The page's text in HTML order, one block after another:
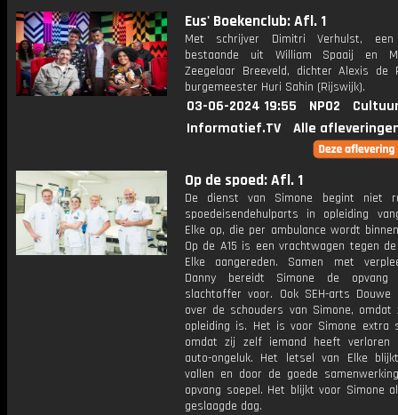
Eus' Boekenclub: Afl. 1
Met schrijver Dimitri Verhulst, een
bestaande uit William Spaaij en
Zeegelaar Breeveld, dichter Alexis de
burgemeester Huri Sahin (Rijswijk).
03-06-2024 19:55 NPO2
Informatief.TV
Alle
Op de spoed: Afl. 1
De dienst van Simone begint niet
spoedeisendehulparts in opleiding
Elke op, die per ambulance wordt
Op de A15 is een vrachtwagen tegen
Elke aangereden. Samen met
Danny bereidt Simone de
slachtoffer voor. Ook SEH-arts
over de schouders van Simone,
opleiding is. Het is voor Simone extra
omdat zij zelf iemand heeft verloren
auto-ongeluk. Het letsel van Elke
vallen en door de goede
opvang soepel. Het blijkt voor Simone
geslaagde dag.